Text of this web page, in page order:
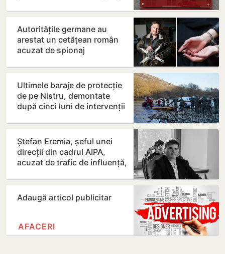
Autoritățile germane au
arestat un cetățean român
acuzat de spionaj
Ultimele baraje de protecție
de pe Nistru, demontate
după cinci luni de intervenții
Ștefan Eremia, șeful unei
direcții din cadrul AIPA,
acuzat de trafic de influență,
Adaugă articol publicitar
AFACERI